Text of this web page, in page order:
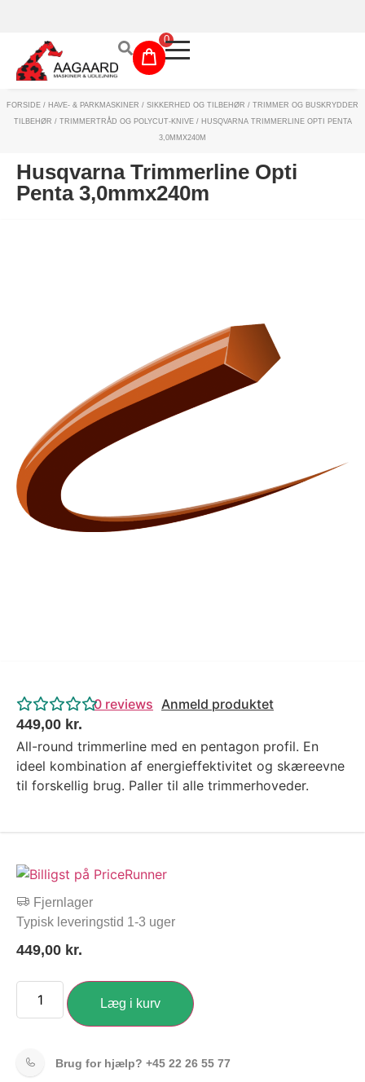
0
Maskinudlejning
Sikkerhed og tilbehør
4.4 Google Reviews
4.7 Trustpilot
FORSIDE / HAVE- & PARKMASKINER / SIKKERHED OG TILBEHØR / TRIMMER OG BUSKRYDDER
TILBEHØR / TRIMMERTRÅD OG POLYCUT-KNIVE/ HUSQVARNA TRIMMERLINE OPTI PENTA
3,0MMX240M
Husqvarna Trimmerline Opti
Penta 3,0mmx240m
0 reviews Anmeld produktet
449,00 kr.
All-round trimmerline med en pentagon profil. En
ideel kombination af energieffektivitet og skæreevne
til forskellig brug. Paller til alle trimmerhoveder.
Fjernlager
Typisk leveringstid 1-3 uger
449,00 kr.
Læg i kurv
Brug for hjælp? +45 22 26 55 77